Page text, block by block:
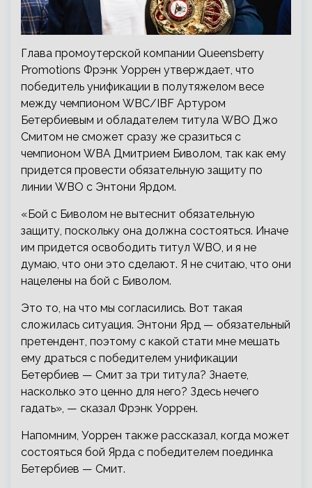
Глава промоутерской компании Queensberry
Promotions Фрэнк Уоррен утверждает, что
победитель унификации в полутяжелом весе
между чемпионом WBC/IBF Артуром
Бетербиевым и обладателем титула WBO Джо
Смитом не сможет сразу же сразиться с
чемпионом WBA Дмитрием Биволом, так как ему
придется провести обязательную защиту по
линии WBO с Энтони Ярдом.
«Бой с Биволом не вытеснит обязательную
защиту, поскольку она должна состояться. Иначе
им придется освободить титул WBO, и я не
думаю, что они это сделают. Я не считаю, что они
нацелены на бой с Биволом.
Это то, на что мы согласились. Вот такая
сложилась ситуация. Энтони Ярд — обязательный
претендент, поэтому с какой стати мне мешать
ему драться с победителем унификации
Бетербиев — Смит за три титула? Знаете,
насколько это ценно для него? Здесь нечего
гадать», — сказал Фрэнк Уоррен.
Напомним, Уоррен также рассказал, когда может
состояться бой Ярда с победителем поединка
Бетербиев — Смит.